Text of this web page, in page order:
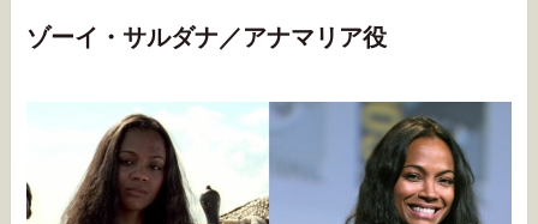
ゾーイ・サルダナ／アナマリア役